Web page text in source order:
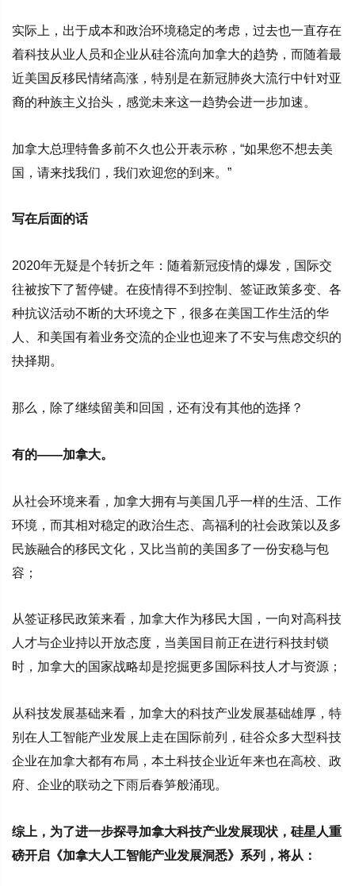
实际上，出于成本和政治环境稳定的考虑，过去也一直存在
着科技从业人员和企业从硅谷流向加拿大的趋势，而随着最
近美国反移民情绪高涨，特别是在新冠肺炎大流行中针对亚
裔的种族主义抬头，感觉未来这一趋势会进一步加速。
加拿大总理特鲁多前不久也公开表示称，“如果您不想去美
国，请来找我们，我们欢迎您的到来。”
写在后面的话
2020年无疑是个转折之年： 随着新冠疫情的爆发，国际交
往被按下了暂停键。在疫情得不到控制、签证政策多变、各
种抗议活动不断的大环境之下，很多在美国工作生活的华
人、和美国有着业务交流的企业也迎来了不安与焦虑交织的
抉择期。
那么，除了继续留美和回国，还有没有其他的选择？
有的——加拿大。
从社会环境来看，加拿大拥有与美国几乎一样的生活、工作
环境，而其相对稳定的政治生态、高福利的社会政策以及多
民族融合的移民文化，又比当前的美国多了一份安稳与包
容；
从签证移民政策来看，加拿大作为移民大国，一向对高科技
人才与企业持以开放态度，当美国目前正在进行科技封锁
时，加拿大的国家战略却是挖掘更多国际科技人才与资源；
从科技发展基础来看，加拿大的科技产业发展基础雄厚，特
别在人工智能产业发展上走在国际前列，硅谷众多大型科技
企业在加拿大都有布局，本土科技企业近年来也在高校、政
府、企业的联动之下雨后春笋般涌现。
综上，为了进一步探寻加拿大科技产业发展现状，硅星人重
磅开启《加拿大人工智能产业发展洞悉》系列，将从：